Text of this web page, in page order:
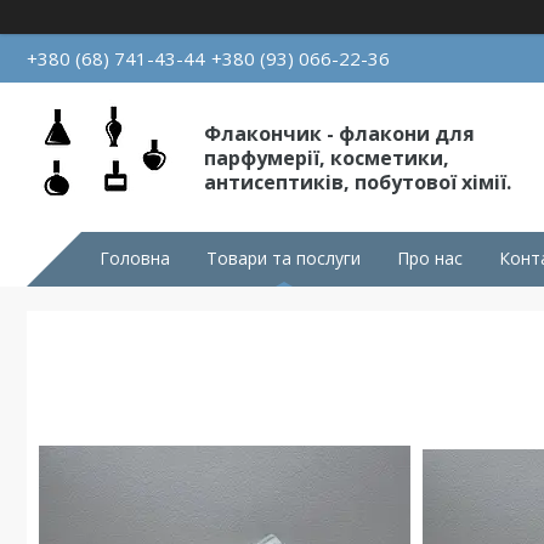
+380 (68) 741-43-44 +380 (93) 066-22-36
Флакончик - флакони для
парфумерії, косметики,
антисептиків, побутової хімії.
Головна Товари та послуги Про нас